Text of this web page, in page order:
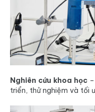
Nghiên cứu khoa học
triển, thử nghiệm và tối